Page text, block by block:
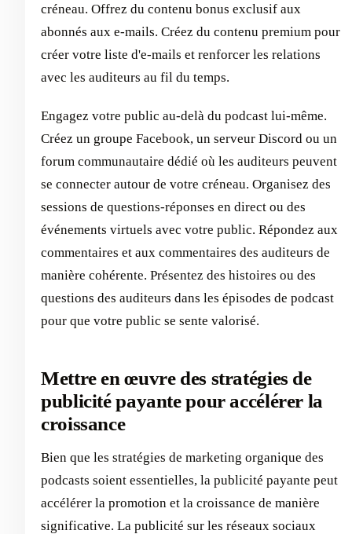
créneau. Offrez du contenu bonus exclusif aux
abonnés aux e-mails. Créez du contenu premium pour
créer votre liste d'e-mails et renforcer les relations
avec les auditeurs au fil du temps.
Engagez votre public au-delà du podcast lui-même.
Créez un groupe Facebook, un serveur Discord ou un
forum communautaire dédié où les auditeurs peuvent
se connecter autour de votre créneau. Organisez des
sessions de questions-réponses en direct ou des
événements virtuels avec votre public. Répondez aux
commentaires et aux commentaires des auditeurs de
manière cohérente. Présentez des histoires ou des
questions des auditeurs dans les épisodes de podcast
pour que votre public se sente valorisé.
Mettre en œuvre des stratégies de
publicité payante pour accélérer la
croissance
Bien que les stratégies de marketing organique des
podcasts soient essentielles, la publicité payante peut
accélérer la promotion et la croissance de manière
significative. La publicité sur les réseaux sociaux